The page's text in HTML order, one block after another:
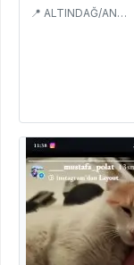
📍 ALTINDAĞ/ANKARA